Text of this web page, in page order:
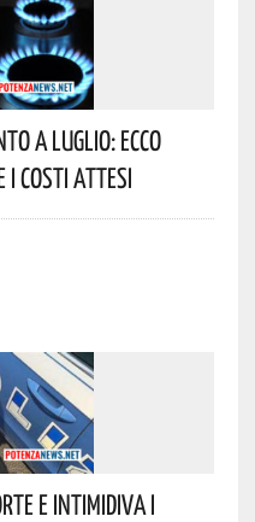
A Luglio: Ecco
I Costi Attesi
E Intimidiva I